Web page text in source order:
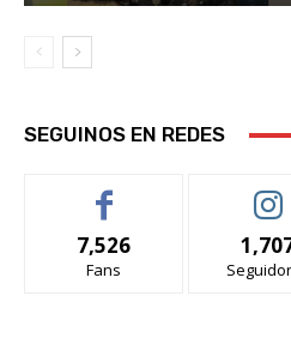
SEGUINOS EN REDES
7,526
Fans